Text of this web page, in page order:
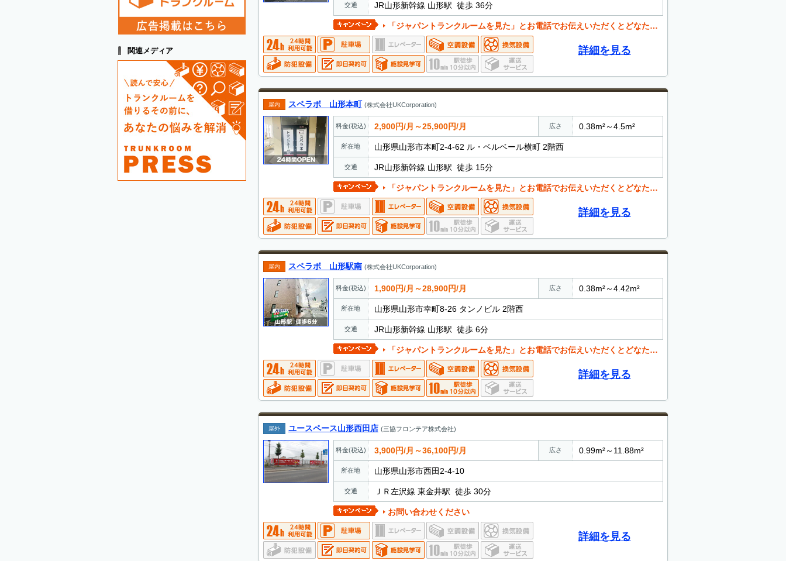
交通 JR山形新幹線 山形駅 徒歩 36分
「ジャパントランクルームを見た」とお電話でお伝えいただくとどなたでも値引き可能。 お気軽にご相談ください。
詳細を見る
屋内 スペラボ 山形本町 (株式会社UKCorporation)
料金(税込) 2,900円/月～25,900円/月 広さ 0.38m²～4.5m²
所在地 山形県山形市本町2-4-62 ル・ベルベール横町 2階西
交通 JR山形新幹線 山形駅 徒歩 15分
「ジャパントランクルームを見た」とお電話でお伝えいただくとどなたでも値引き可能。 お気軽にご相談ください。
詳細を見る
屋内 スペラボ 山形駅南 (株式会社UKCorporation)
料金(税込) 1,900円/月～28,900円/月 広さ 0.38m²～4.42m²
所在地 山形県山形市幸町8-26 タンノビル 2階西
交通 JR山形新幹線 山形駅 徒歩 6分
「ジャパントランクルームを見た」とお電話でお伝えいただくとどなたでも値引き可能。 お気軽にご相談ください。
詳細を見る
屋外 ユースペース山形西田店 (三協フロンテア株式会社)
料金(税込) 3,900円/月～36,100円/月 広さ 0.99m²～11.88m²
所在地 山形県山形市西田2-4-10
交通 ＪＲ左沢線 東金井駅 徒歩 30分
お問い合わせください
詳細を見る
関連メディア